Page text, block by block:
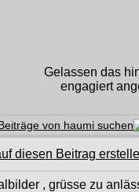
Gelassen das
engagiert
, grüsse zu